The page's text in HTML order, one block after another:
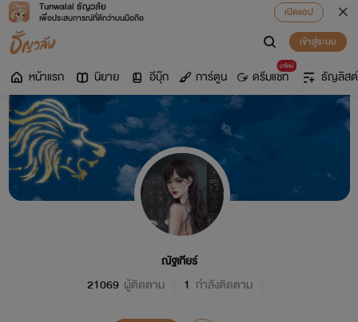
Tunwalai ธัญวลัย
เพื่อประสบการณ์ที่ดีกว่าบนมือถือ
เปิดแอป
เข้าสู่ระบบ
หน้าแรก นิยาย อีบุ๊ก การ์ตูน
มาใหม่
ดรีมแชท ธัญลิสต์
ณัฐเทียร์
21069 ผู้ติดตาม 1 กำลังติดตาม